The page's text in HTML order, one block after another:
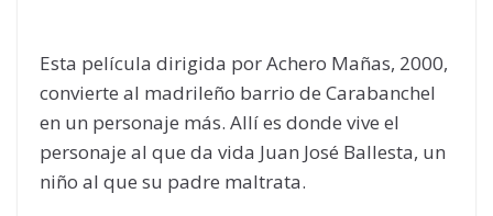
Esta película dirigida por Achero Mañas, 2000,
convierte al madrileño barrio de Carabanchel
en un personaje más. Allí es donde vive el
personaje al que da vida Juan José Ballesta, un
niño al que su padre maltrata.